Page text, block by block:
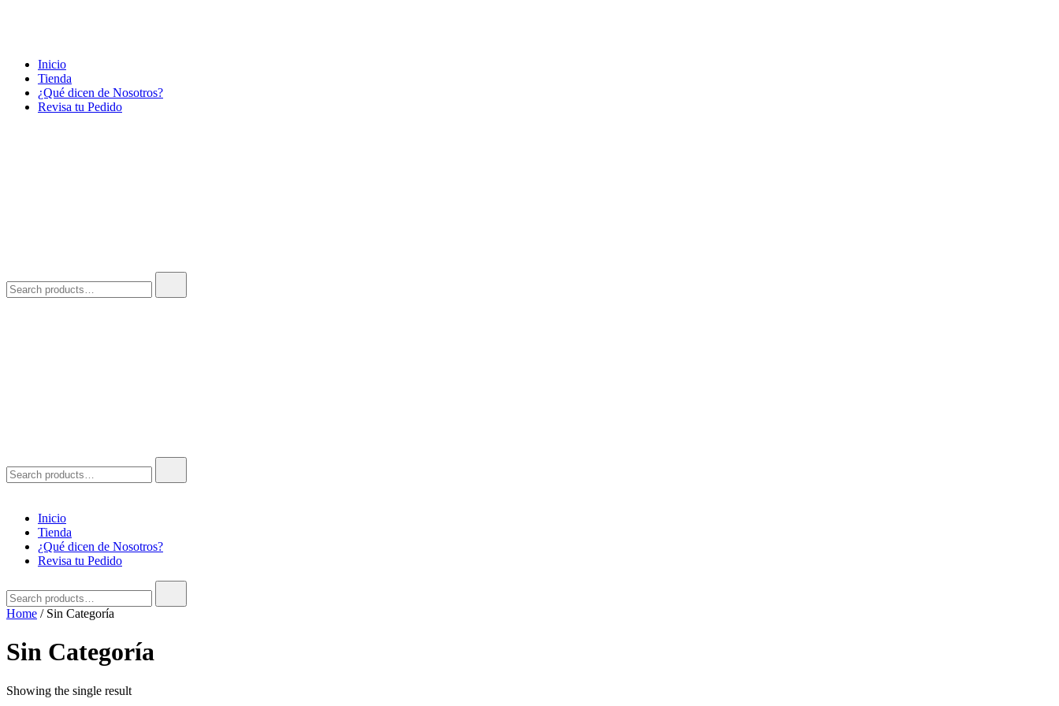
Skip
content
Inicio
Tienda
¿Qué dicen de Nosotros?
Revisa tu Pedido
for:
for:
Inicio
Tienda
¿Qué dicen de Nosotros?
Revisa tu Pedido
for:
Home / Sin Categoría
Sin Categoría
Showing the single result